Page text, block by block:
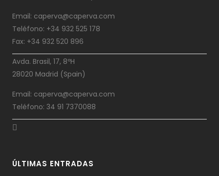
Email: caperva@caperva.com
Teléfono: +34 932 525 178
Fax: +34 932 520 896
Avda. Brasil, 17, 8ºH
28020 Madrid (Spain)
Email: caperva@caperva.com
Teléfono: 34 91 7370088
ÚLTIMAS ENTRADAS